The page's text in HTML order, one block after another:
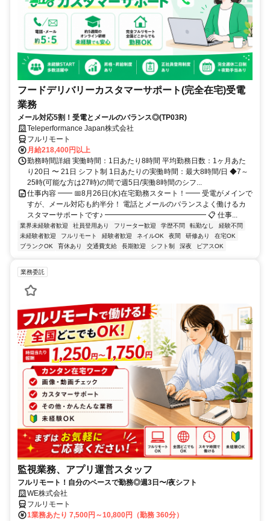
フードデリバリーカスタマーサポート(完全在宅)受電
業務
メール対応5割！受電とメールのバランス◎(TP03R)
Teleperformance Japan株式会社
フルリモート
月給218,400円以上
勤務時間詳細 実働時間：1日あたり8時間 平均勤務日数：1ヶ月あた
り20日 〜 21日 シフト制 1日あたりの実働時間：最大8時間/日 ◆7～
25時(可能な方は27時)の間で週5日/実働8時間のシフ...
仕事内容 ━━ 📅8月26日(水)在宅勤務スタート！━━ 受電がメインで
すが、メール対応も約半分！ 電話とメールのバランスよく働けるカ
スタマーサポートです♪ ━━━━━━━━━━━━━━ 📋 仕事...
業界未経験者歓迎 社員登用あり フリーター歓迎 学歴不問 転勤なし
経験不問
未経験者歓迎
フルリモート 経験者歓迎 ネイルOK 夜間 研修あり
在宅OK
ブランクOK
育休あり 交通費支給 長期歓迎 シフト制 深夜 ピアスOK
業務委託
監視業務、アプリ運営スタッフ
フルリモート！自分のペースで勤務◎週3日〜/夜シフト
WE株式会社
フルリモート
1業務あたり 7,500円～10,800円（勤務 360分）